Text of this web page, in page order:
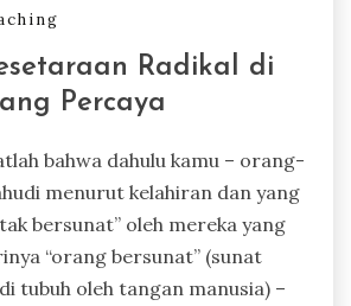
Radikal di
Percaya
bahwa dahulu kamu – orang-
menurut kelahiran dan yang
bersunat” oleh mereka yang
“orang bersunat” (sunat
tubuh oleh tangan manusia) –